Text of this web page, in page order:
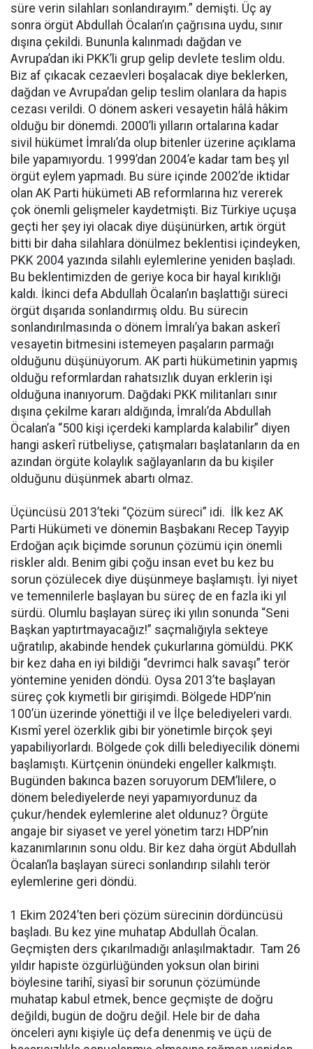
süre verin silahları sonlandırayım.” demişti. Üç ay
sonra örgüt Abdullah Öcalan’ın çağrısına uydu, sınır
dışına çekildi. Bununla kalınmadı dağdan ve
Avrupa’dan iki PKK’li grup gelip devlete teslim oldu.
Biz af çıkacak cezaevleri boşalacak diye beklerken,
dağdan ve Avrupa’dan gelip teslim olanlara da hapis
cezası verildi. O dönem askeri vesayetin hâlâ hâkim
olduğu bir dönemdi. 2000’li yılların ortalarına kadar
sivil hükümet İmralı’da olup bitenler üzerine açıklama
bile yapamıyordu. 1999’dan 2004’e kadar tam beş yıl
örgüt eylem yapmadı. Bu süre içinde 2002’de iktidar
olan AK Parti hükümeti AB reformlarına hız vererek
çok önemli gelişmeler kaydetmişti. Biz Türkiye uçuşa
geçti her şey iyi olacak diye düşünürken, artık örgüt
bitti bir daha silahlara dönülmez beklentisi içindeyken,
PKK 2004 yazında silahlı eylemlerine yeniden başladı.
Bu beklentimizden de geriye koca bir hayal kırıklığı
kaldı. İkinci defa Abdullah Öcalan’ın başlattığı süreci
örgüt dışarıda sonlandırmış oldu. Bu sürecin
sonlandırılmasında o dönem İmralı’ya bakan askerî
vesayetin bitmesini istemeyen paşaların parmağı
olduğunu düşünüyorum. AK parti hükümetinin yapmış
olduğu reformlardan rahatsızlık duyan erklerin işi
olduğuna inanıyorum. Dağdaki PKK militanları sınır
dışına çekilme kararı aldığında, İmralı’da Abdullah
Öcalan’a “500 kişi içerdeki kamplarda kalabilir” diyen
hangi askerî rütbeliyse, çatışmaları başlatanların da en
azından örgüte kolaylık sağlayanların da bu kişiler
olduğunu düşünmek abartı olmaz.
Üçüncüsü 2013’teki “Çözüm süreci” idi. İlk kez AK
Parti Hükümeti ve dönemin Başbakanı Recep Tayyip
Erdoğan açık biçimde sorunun çözümü için önemli
riskler aldı. Benim gibi çoğu insan evet bu kez bu
sorun çözülecek diye düşünmeye başlamıştı. İyi niyet
ve temennilerle başlayan bu süreç de en fazla iki yıl
sürdü. Olumlu başlayan süreç iki yılın sonunda “Seni
Başkan yaptırtmayacağız!” saçmalığıyla sekteye
uğratılıp, akabinde hendek çukurlarına gömüldü. PKK
bir kez daha en iyi bildiği “devrimci halk savaşı” terör
yöntemine yeniden döndü. Oysa 2013’te başlayan
süreç çok kıymetli bir girişimdi. Bölgede HDP’nin
100’ün üzerinde yönettiği il ve İlçe belediyeleri vardı.
Kısmî yerel özerklik gibi bir yönetimle birçok şeyi
yapabiliyorlardı. Bölgede çok dilli belediyecilik dönemi
başlamıştı. Kürtçenin önündeki engeller kalkmıştı.
Bugünden bakınca bazen soruyorum DEM’lilere, o
dönem belediyelerde neyi yapamıyordunuz da
çukur/hendek eylemlerine alet oldunuz? Örgüte
angaje bir siyaset ve yerel yönetim tarzı HDP’nin
kazanımlarının sonu oldu. Bir kez daha örgüt Abdullah
Öcalan’la başlayan süreci sonlandırıp silahlı terör
eylemlerine geri döndü.
1 Ekim 2024’ten beri çözüm sürecinin dördüncüsü
başladı. Bu kez yine muhatap Abdullah Öcalan.
Geçmişten ders çıkarılmadığı anlaşılmaktadır. Tam 26
yıldır hapiste özgürlüğünden yoksun olan birini
böylesine tarihî, siyasî bir sorunun çözümünde
muhatap kabul etmek, bence geçmişte de doğru
değildi, bugün de doğru değil. Hele bir de daha
önceleri aynı kişiyle üç defa denenmiş ve üçü de